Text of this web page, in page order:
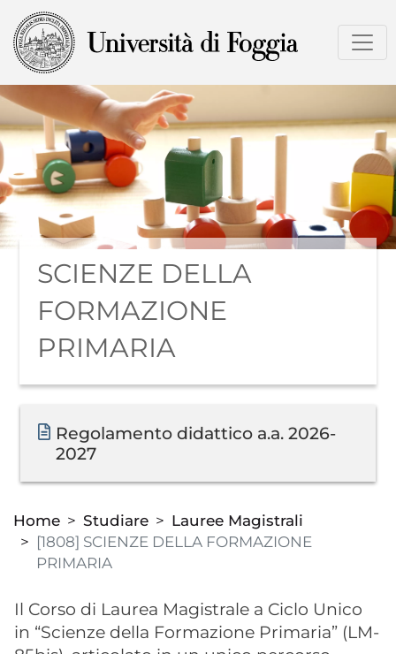
al
contenuto
principale
SCIENZE DELLA
FORMAZIONE
PRIMARIA
Documento
Regolamento didattico a.a. 2026-
2027
Home Studiare
Lauree Magistrali
[1808] SCIENZE DELLA FORMAZIONE
PRIMARIA
Il Corso di Laurea Magistrale a Ciclo Unico
in “Scienze della Formazione Primaria” (LM-